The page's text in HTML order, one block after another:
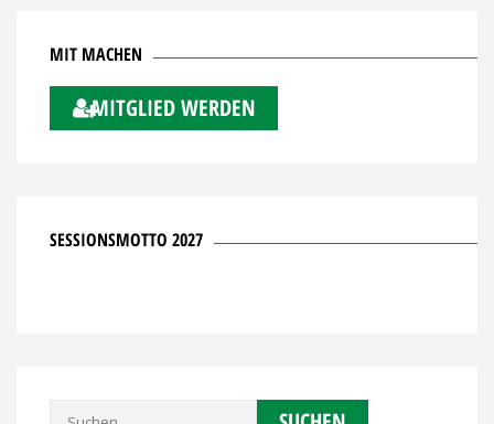
MIT MACHEN
MITGLIED WERDEN
SESSIONSMOTTO 2027
Suchen